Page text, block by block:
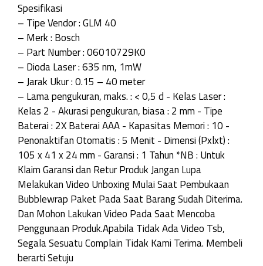
Spesifikasi
– Tipe Vendor : GLM 40
– Merk : Bosch
– Part Number : 06010729K0
– Dioda Laser : 635 nm, 1mW
– Jarak Ukur : 0.15 – 40 meter
– Lama pengukuran, maks. : < 0,5 d - Kelas Laser :
Kelas 2 - Akurasi pengukuran, biasa : 2 mm - Tipe
Baterai : 2X Baterai AAA - Kapasitas Memori : 10 -
Penonaktifan Otomatis : 5 Menit - Dimensi (Pxlxt) :
105 x 41 x 24 mm - Garansi : 1 Tahun *NB : Untuk
Klaim Garansi dan Retur Produk Jangan Lupa
Melakukan Video Unboxing Mulai Saat Pembukaan
Bubblewrap Paket Pada Saat Barang Sudah Diterima.
Dan Mohon Lakukan Video Pada Saat Mencoba
Penggunaan Produk.Apabila Tidak Ada Video Tsb,
Segala Sesuatu Complain Tidak Kami Terima. Membeli
berarti Setuju